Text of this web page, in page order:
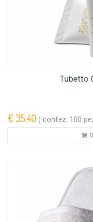
Tubetto
€ 35,40 ( confez. 100